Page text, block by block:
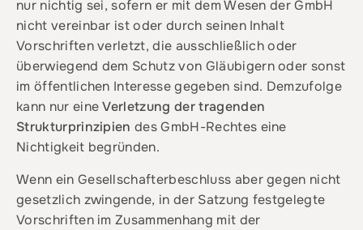
nur nichtig sei, sofern er mit dem Wesen der GmbH
nicht vereinbar ist oder durch seinen Inhalt
Vorschriften verletzt, die ausschließlich oder
überwiegend dem Schutz von Gläubigern oder sonst
im öffentlichen Interesse gegeben sind. Demzufolge
kann nur eineVerletzung der tragenden
Strukturprinzipien des GmbH-Rechtes eine
Nichtigkeit begründen.
Wenn ein Gesellschafterbeschluss aber gegen nicht
gesetzlich zwingende, in der Satzung festgelegte
Vorschriften im Zusammenhang mit der